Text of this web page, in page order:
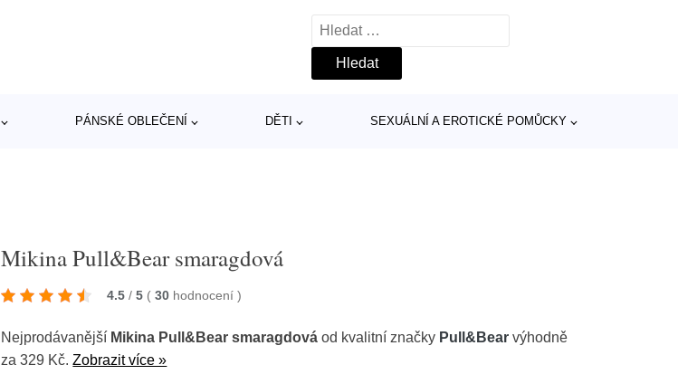
Vyhledávání
PÁNSKÉ OBLEČENÍ DĚTI SEXUÁLNÍ A EROTICKÉ POMŮCKY
Mikina Pull&Bear smaragdová
4.5 / 5 ( 30 hodnocení)
Nejprodávanější Mikina Pull&Bear smaragdová od kvalitní značky Pull&Bear výhodně
za 329 Kč.Zobrazit více »